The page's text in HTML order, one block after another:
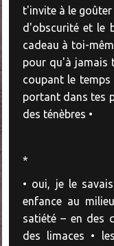
t'invite à le
d'obscurité et le
cadeau à toi-
pour qu'à jamais
coupant le temps
portant dans tes
des ténèbres •
*
• oui, je le
enfance au
satiété – en des
des limaces •